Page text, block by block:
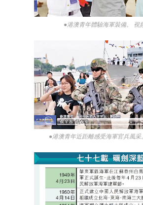
●港澳青年體驗海軍裝備。 視
●港澳青年近距離感受海軍官兵風采